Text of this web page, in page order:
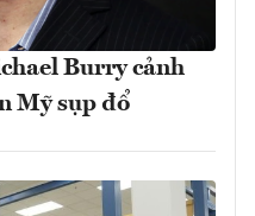
Burry cảnh
Mỹ sụp đổ